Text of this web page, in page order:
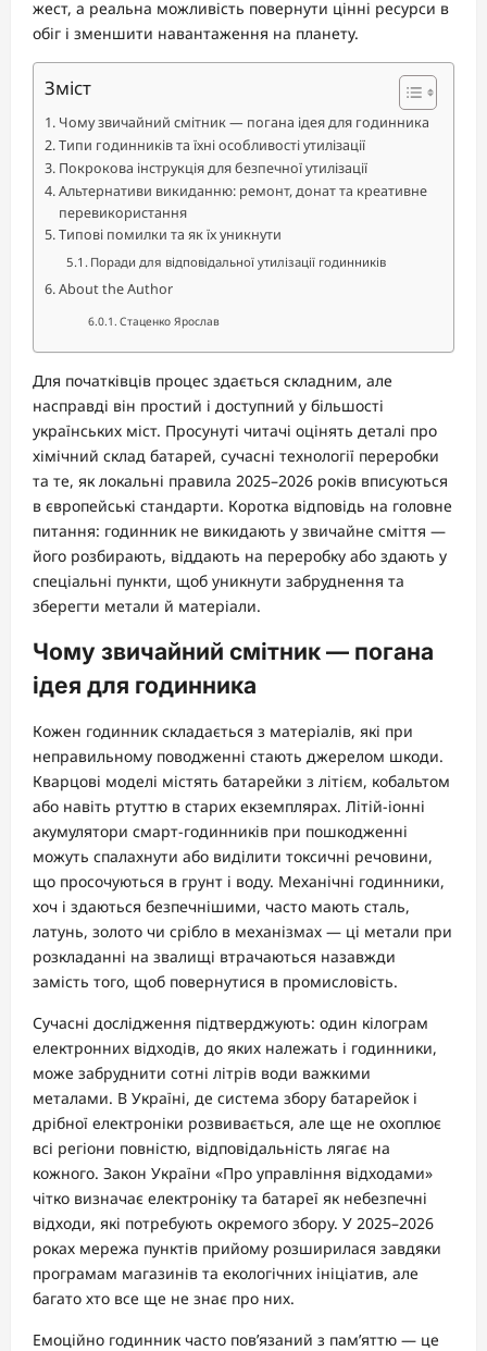
жест, а реальна можливість повернути цінні ресурси в
обіг і зменшити навантаження на планету.
Зміст
Чому звичайний смітник — погана ідея для годинника
Типи годинників та їхні особливості утилізації
Покрокова інструкція для безпечної утилізації
Альтернативи викиданню: ремонт, донат та креативне
перевикористання
Типові помилки та як їх уникнути
Поради для відповідальної утилізації годинників
About the Author
Стаценко Ярослав
Для початківців процес здається складним, але
насправді він простий і доступний у більшості
українських міст. Просунуті читачі оцінять деталі про
хімічний склад батарей, сучасні технології переробки
та те, як локальні правила 2025–2026 років вписуються
в європейські стандарти. Коротка відповідь на головне
питання: годинник не викидають у звичайне сміття —
його розбирають, віддають на переробку або здають у
спеціальні пункти, щоб уникнути забруднення та
зберегти метали й матеріали.
Чому звичайний смітник — погана
ідея для годинника
Кожен годинник складається з матеріалів, які при
неправильному поводженні стають джерелом шкоди.
Кварцові моделі містять батарейки з літієм, кобальтом
або навіть ртуттю в старих екземплярах. Літій-іонні
акумулятори смарт-годинників при пошкодженні
можуть спалахнути або виділити токсичні речовини,
що просочуються в грунт і воду. Механічні годинники,
хоч і здаються безпечнішими, часто мають сталь,
латунь, золото чи срібло в механізмах — ці метали при
розкладанні на звалищі втрачаються назавжди
замість того, щоб повернутися в промисловість.
Сучасні дослідження підтверджують: один кілограм
електронних відходів, до яких належать і годинники,
може забруднити сотні літрів води важкими
металами. В Україні, де система збору батарейок і
дрібної електроніки розвивається, але ще не охоплює
всі регіони повністю, відповідальність лягає на
кожного. Закон України «Про управління відходами»
чітко визначає електроніку та батареї як небезпечні
відходи, які потребують окремого збору. У 2025–2026
роках мережа пунктів прийому розширилася завдяки
програмам магазинів та екологічних ініціатив, але
багато хто все ще не знає про них.
Емоційно годинник часто пов’язаний з пам’яттю — це